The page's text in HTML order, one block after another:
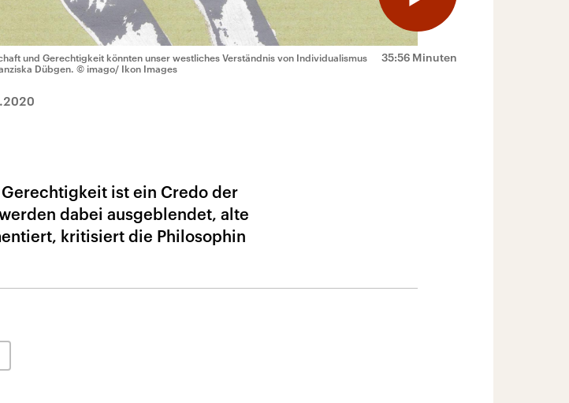
35:56 Minuten
und Gerechtigkeit könnten unser westliches Verständnis von Individualismus
Dübgen. © imago/ Ikon Images
ist ein Credo der
dabei ausgeblendet, alte
kritisiert die Philosophin